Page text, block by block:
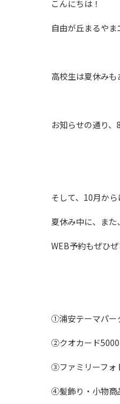
こんにちは！
自由が丘まるやま
高校生は夏休みも
お知らせの通り、
そして、10月か
夏休み中に、また
WEB予約もぜひ
①浦安テーマパー
②クオカード
③ファミリーフォ
④髪飾り・小物商